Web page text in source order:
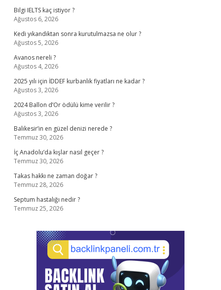
Bilgi IELTS kaç istiyor ?
Ağustos 6, 2026
Kedi yıkandıktan sonra kurutulmazsa ne olur ?
Ağustos 5, 2026
Avanos nereli ?
Ağustos 4, 2026
2025 yılı için İDDEF kurbanlık fiyatları ne kadar ?
Ağustos 3, 2026
2024 Ballon d’Or ödülü kime verilir ?
Ağustos 3, 2026
Balıkesir’in en güzel denizi nerede ?
Temmuz 30, 2026
İç Anadolu’da kışlar nasıl geçer ?
Temmuz 30, 2026
Takas hakkı ne zaman doğar ?
Temmuz 28, 2026
Septum hastalığı nedir ?
Temmuz 25, 2026